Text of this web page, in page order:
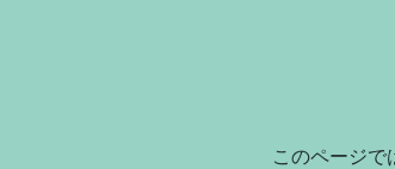
このページで